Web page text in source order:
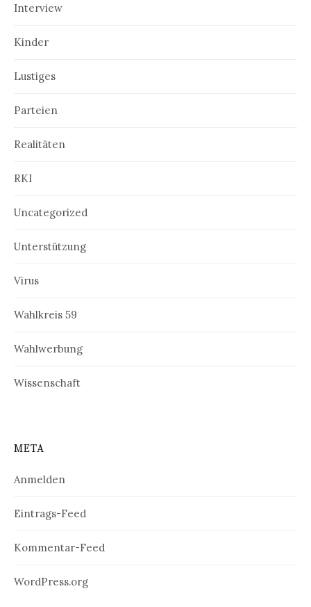
Interview
Kinder
Lustiges
Parteien
Realitäten
RKI
Uncategorized
Unterstützung
Virus
Wahlkreis 59
Wahlwerbung
Wissenschaft
META
Anmelden
Eintrags-Feed
Kommentar-Feed
WordPress.org